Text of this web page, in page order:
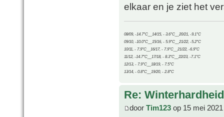
elkaar en je ziet het
08/09, -14.7°C__14/15, - 3.6°C__20/21, -9.1°C
09/10, -10.0°C__15/16, - 5.9°C__21/22, -5.2°C
10/11, - 7.9°C__16/17, - 7.9°C__21/22, -6.9°C
11/12, -14.7°C__17/18, - 8.3°C__22/23, -7.1°C
12/13, - 7.9°C__18/19, - 7.5°C
13/14, - 0.8°C__19/20, - 2.8°C
Re:
door Tim123 op 15 mei